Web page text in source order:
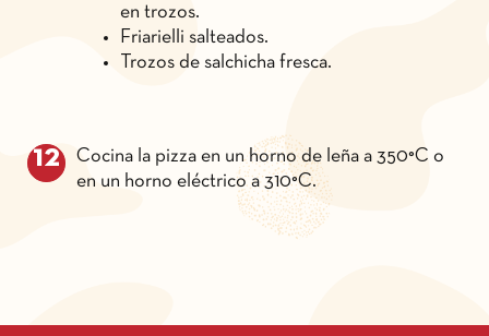
en trozos.
Friarielli salteados.
Trozos de salchicha fresca.
Cocina la pizza en un horno de leña a 350°C o
en un horno eléctrico a 310°C.